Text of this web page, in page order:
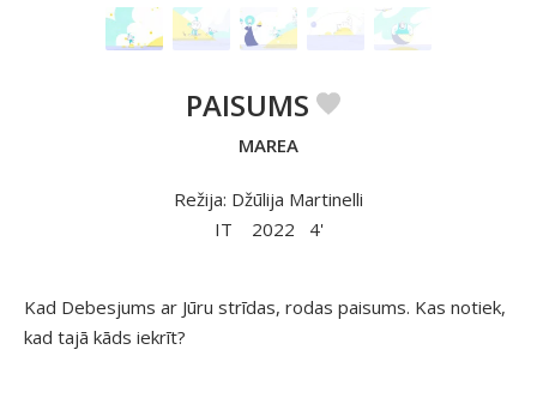
PAISUMS
MAREA
Režija: Džūlija Martinelli
IT
2022 4'
Kad Debesjums ar Jūru strīdas, rodas paisums. Kas notiek,
kad tajā kāds iekrīt?